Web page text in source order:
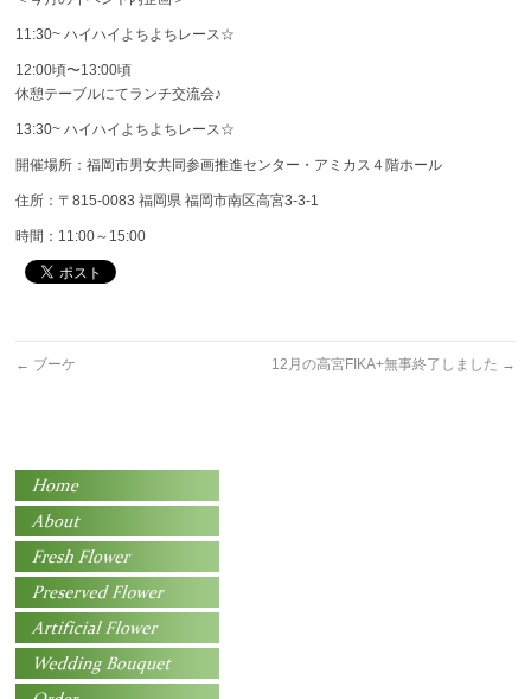
11:30~ ハイハイよちよちレース☆
12:00頃〜13:00頃
休憩テーブルにてランチ交流会♪
13:30~ ハイハイよちよちレース☆
開催場所：福岡市男女共同参画推進センター・アミカス４階ホール
住所：〒815-0083 福岡県 福岡市南区高宮3-3-1
時間：11:00～15:00
← ブーケ 12月の高宮FIKA+無事終了しました →